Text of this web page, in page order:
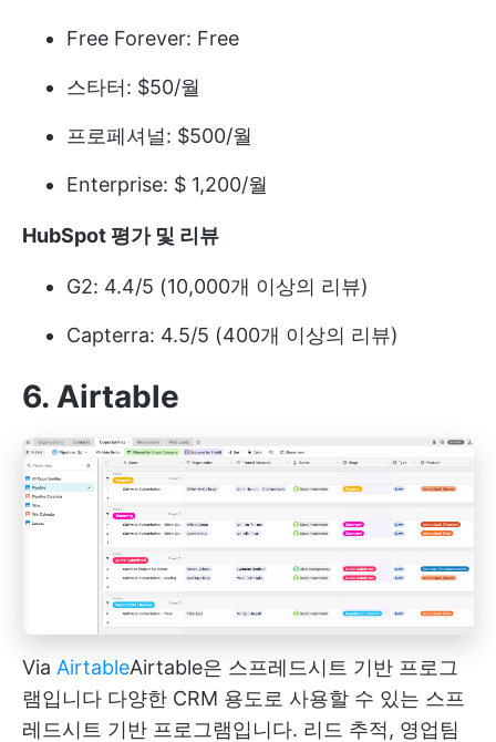
Free Forever: Free
스타터: $50/월
프로페셔널: $500/월
Enterprise: $ 1,200/월
HubSpot 평가 및 리뷰
G2: 4.4/5 (10,000개 이상의 리뷰)
Capterra: 4.5/5 (400개 이상의 리뷰)
6. Airtable
Via AirtableAirtable은 스프레드시트 기반 프로그
램입니다 다양한 CRM 용도로 사용할 수 있는 스프
레드시트 기반 프로그램입니다. 리드 추적, 영업팀